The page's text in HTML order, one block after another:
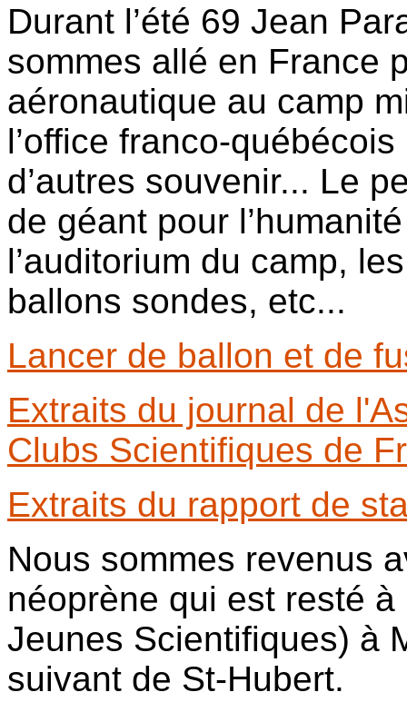
Durant l’été 69 Jean
sommes allé en France
aéronautique au camp
l’office franco-
d’autres souvenir... Le
de géant pour
l’auditorium du camp,
ballons sondes, etc...
Lancer de ballon et de
Extraits du journal de
Clubs Scientifiques de
Extraits du rapport de
Nous sommes revenus
néoprène qui est resté à
Jeunes Scientifiques) à
suivant de St-Hubert.